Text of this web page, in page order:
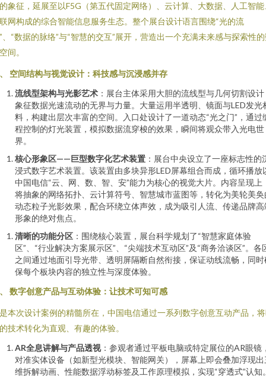
象征，延展至以F5G（第五代固定网络）、云计算、大数据、人工智能
网构成的综合智能信息服务生态。整个展台设计语言围绕“光的流
、“数据的脉络”与“智慧的交互”展开，营造出一个充满未来感与探索性
间。
空间结构与视觉设计：科技感与沉浸感并存
流线型架构与光影艺术 ：展台主体采用大胆的流线型与几何切割设
象征数据光速流动的无界与力量。大量运用半透明、镜面与LED发光
料，构建出层次丰富的空间。入口处设计了一道动态“光之门”，通过
程控制的灯光装置，模拟数据流穿梭的效果，瞬间将观众带入光电世
界。
核心形象区——巨型数字化艺术装置 ：展台中央设立了一座标志性的
浸式数字艺术装置。该装置由多块异形LED屏幕组合而成，循环播放
中国电信“云、网、数、智、安”能力为核心的视觉大片。内容呈现上
将抽象的网络拓扑、云计算符号、智慧城市蓝图等，转化为美轮美奂
动态粒子光影效果，配合环绕立体声效，成为吸引人流、传递品牌高
形象的绝对焦点。
清晰的功能分区 ：围绕核心装置，展台科学规划了“智慧家庭体验
区”、“行业解决方案展示区”、“尖端技术互动区”及“商务洽谈区”。各
之间通过地面引导光带、透明屏隔断自然衔接，保证动线流畅，同时
保每个板块内容的独立性与深度体验。
数字创意产品与互动体验：让技术可知可感
本次设计案例的精髓所在，中国电信通过一系列数字创意互动产品，
技术转化为直观、有趣的体验。
AR全息讲解与产品透视：参观者通过平板电脑或特定展位的AR眼镜
对准实体设备（如新型光模块、智能网关），屏幕上即会叠加浮现出
维拆解动画、性能数据浮动标签及工作原理模拟，实现“穿透式”认知